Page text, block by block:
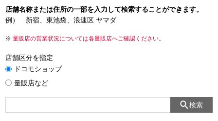
店舗名称または住所の一部を入力して検索することができます。
例） 新宿、東池袋、浪速区 ヤマダ
量販店の営業状況については各量販店へご確認ください。
店舗区分を指定
ドコモショップ
量販店など
検索